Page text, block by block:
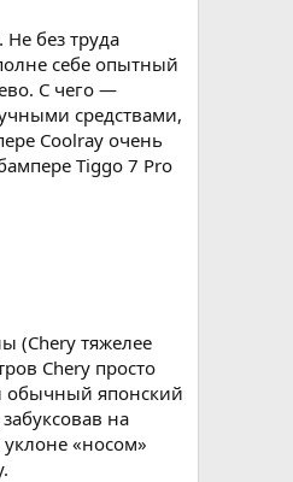
без труда
себе опытный
С чего —
средствами,
Coolray очень
Tiggo 7 Pro
(Chery тяжелее
Chery просто
обычный японский
на
«носом»